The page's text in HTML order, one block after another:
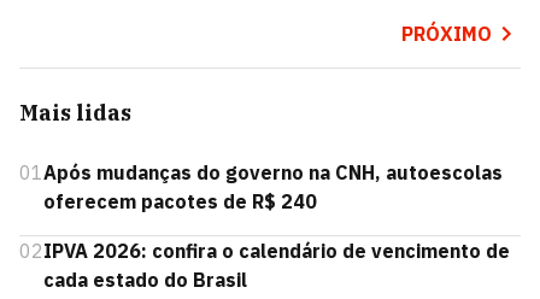
PRÓXIMO
Mais lidas
01Após mudanças do governo na CNH, autoescolas
oferecem pacotes de R$ 240
02IPVA 2026: confira o calendário de vencimento de
cada estado do Brasil